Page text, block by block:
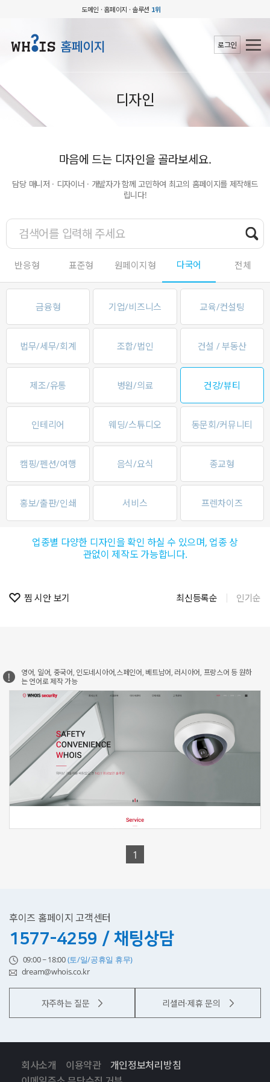
도메인 · 홈페이지 · 솔루션 1위
홈페이지 로그인
디자인
마음에 드는 디자인을 골라보세요.
담당 매니저 · 디자이너 · 개발자가 함께 고민하여 최고의 홈페이지를 제작해드
립니다!
반응형 표준형 원페이지형 다국어 전체
금융형 기업/비즈니스 교육/컨설팅
법무/세무/회계 조합/법인 건설 / 부동산
제조/유통 병원/의료 건강/뷰티
인테리어 웨딩/스튜디오 동문회/커뮤니티
캠핑/펜션/여행 음식/요식 종교형
홍보/출판/인쇄 서비스 프렌차이즈
업종별 다양한 디자인을 확인 하실 수 있으며, 업종 상
관없이 제작도 가능합니다.
찜 시안 보기 최신등록순 인기순
영어, 일어, 중국어, 인도네시아어,스페인어, 베트남어, 러시아어, 프랑스어 등 원하
는 언어로 제작 가능
1
후이즈 홈페이지 고객센터
1577-4259 / 채팅상담
09:00 ~ 18:00(토/일/공휴일 휴무)
dream@whois.co.kr
자주하는 질문 리셀러·제휴 문의
회사소개 이용약관
개인정보처리방침